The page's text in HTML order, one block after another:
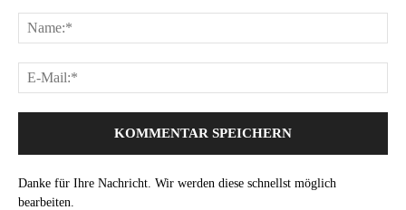
Danke für Ihre Nachricht. Wir werden diese schnellst möglich
bearbeiten.